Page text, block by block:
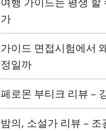
가
가이드 면접시험에서
정일까
페로몬 부티크 리뷰 –
밤의, 소설가 리뷰 – 조